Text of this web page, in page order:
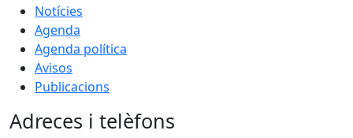
Notícies
Agenda
Agenda política
Avisos
Publicacions
Adreces i telèfons